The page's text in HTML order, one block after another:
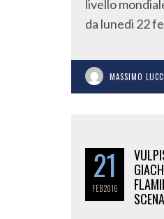
livello
da lunedì 22
MASSIMO
21
FEB2016